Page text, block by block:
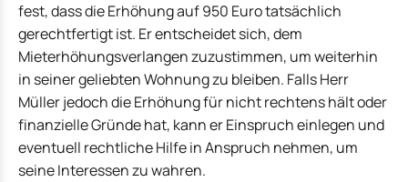
fest, dass die Erhöhung auf 950 Euro tatsächlich
gerechtfertigt ist. Er entscheidet sich, dem
Mieterhöhungsverlangen zuzustimmen, um weiterhin
in seiner geliebten Wohnung zu bleiben. Falls Herr
Müller jedoch die Erhöhung für nicht rechtens hält oder
finanzielle Gründe hat, kann er Einspruch einlegen und
eventuell rechtliche Hilfe in Anspruch nehmen, um
seine Interessen zu wahren.